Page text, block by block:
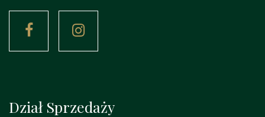
Dział Sprzedaży